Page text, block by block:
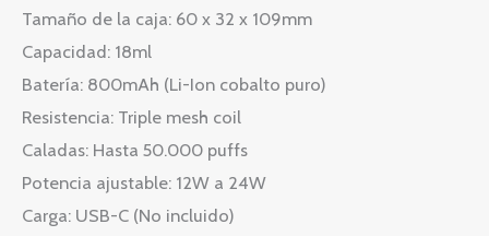
Tamaño de la caja: 60 x 32 x 109mm
Capacidad: 18ml
Batería: 800mAh (Li-Ion cobalto puro)
Resistencia: Triple mesh coil
Caladas: Hasta 50.000 puffs
Potencia ajustable: 12W a 24W
Carga: USB-C (No incluido)